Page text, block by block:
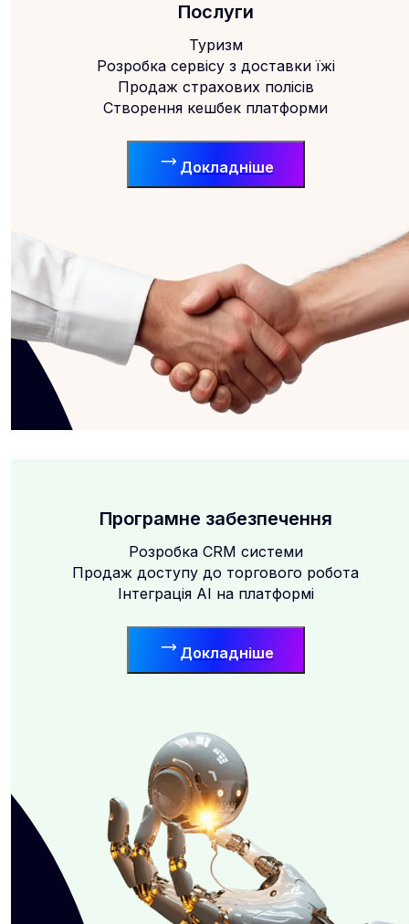
Послуги
Туризм
Розробка сервісу з доставки їжі
Продаж страхових полісів
Створення кешбек платформи
Докладніше
Програмне забезпечення
Розробка CRM системи
Продаж доступу до торгового робота
Інтеграція AI на платформі
Докладніше